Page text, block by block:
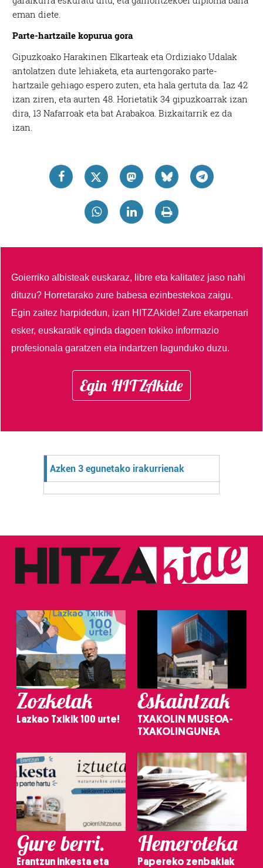
eman diete.
Parte-hartzaile kopurua gora
Gipuzkoako Harakinen Elkarteak eta Ordiziako Udalak
antolatzen dute lehiaketa, eta aurtengorako parte-
hartzaile gehiago espero zuten, eta hala gertuta da. Iaz 42
izan ziren, eta aurten 48. Horietatik 34 gipuzkoarrak izan
dira, 13 Nafarroak eta bat Arabakoa. Bizkaitarrik ez da
izan.
Goierriko albisteak euskaraz, libre eta kalitatez jaso nahi
dituzu? Horretarako zure babesa ezinbestekoa zaigu.
Egin zaitez harpidedun, izan HITZAkide!Zure ekarpenari
esker, euskaratik eginda dagoen tokiko informazio
profesionala garatzen eta indartzen lagunduko duzu.
Egin HITZAkide
Azken 3 egunetako irakurrienak
Zozketak
Lazkao Txikik 100 urte!
Eskaintzak
TXAKOLIN MUSEOA-
TXAKOLINGUNEA
Gure berri.
Erantzun inkesta eta
Hemeroteka
Papereko zenbakiak